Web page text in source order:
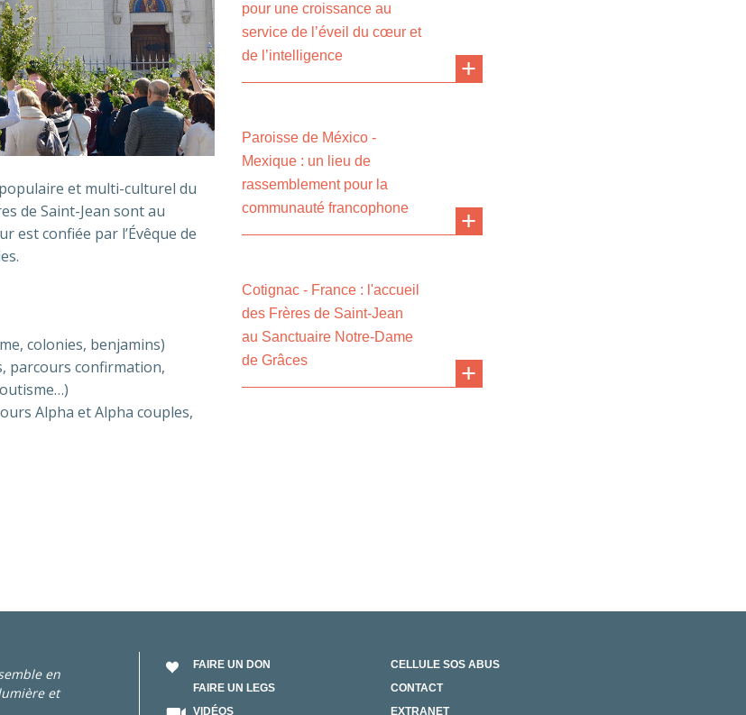
et multi-culturel du
de Saint-Jean sont au
est confiée par l’Évêque de
colonies, benjamins)
parcours confirmation,
Alpha et Alpha couples,
pour une croissance au
service de l’éveil du cœur et
de l’intelligence
Paroisse de México -
Mexique : un lieu de
rassemblement pour la
communauté francophone
Cotignac - France : l'accueil
des Frères de Saint-Jean
au Sanctuaire Notre-Dame
de Grâces
en
et
FAIRE UN DON
FAIRE UN LEGS
VIDÉOS
CELLULE SOS ABUS
CONTACT
EXTRANET